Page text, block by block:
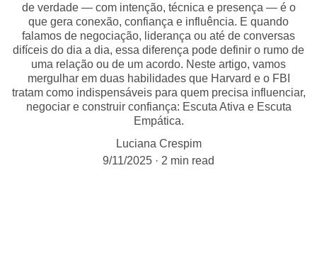
de verdade — com intenção, técnica e presença — é o
que gera conexão, confiança e influência. E quando
falamos de negociação, liderança ou até de conversas
difíceis do dia a dia, essa diferença pode definir o rumo de
uma relação ou de um acordo. Neste artigo, vamos
mergulhar em duas habilidades que Harvard e o FBI
tratam como indispensáveis para quem precisa influenciar,
negociar e construir confiança: Escuta Ativa e Escuta
Empática.
Luciana Crespim
9/11/2025
2 min read